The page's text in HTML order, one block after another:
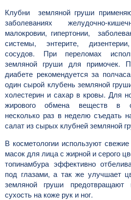
Клубни земляной груши
заболеваниях желудочно-
малокровии, гипертонии,
системы, энтерите, дизентерии,
сосудов. При переломах
земляной груши для примочек.
диабете рекомендуется за
один сырой клубень земляной
холестерин и сахар в кровы. Для
жирового обмена веществ в
несколько раз в неделю съедать
салат из сырых клубней земляной
В косметологии используют
масок для лица с жирной и серого
топинамбура эффективно
под глазами, а так же улучшает
земляной груши
сухость на коже рук и ног.